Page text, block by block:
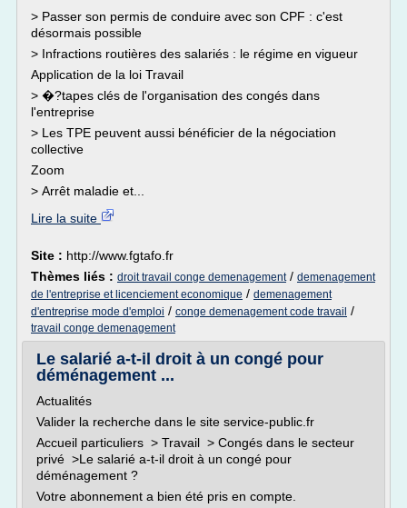
> Passer son permis de conduire avec son CPF : c'est
désormais possible
> Infractions routières des salariés : le régime en vigueur
Application de la loi Travail
> �?tapes clés de l'organisation des congés dans
l'entreprise
> Les TPE peuvent aussi bénéficier de la négociation
collective
Zoom
> Arrêt maladie et...
Lire la suite
Site : http://www.fgtafo.fr
Thèmes liés : droit travail conge demenagement/ demenagement
de l'entreprise et licenciement economique / demenagement
d'entreprise mode d'emploi / conge demenagement code travail /
travail conge demenagement
Le salarié a-t-il droit à un congé pour
déménagement ...
Actualités
Valider la recherche dans le site service-public.fr
Accueil particuliers > Travail > Congés dans le secteur
privé >Le salarié a-t-il droit à un congé pour
déménagement ?
Votre abonnement a bien été pris en compte.